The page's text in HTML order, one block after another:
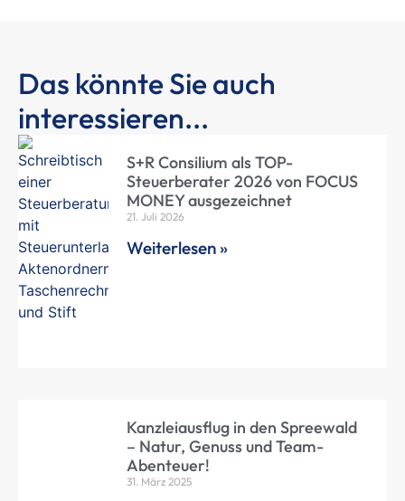
Das könnte Sie auch
interessieren...
S+R Consilium als TOP-
Steuerberater 2026 von FOCUS
MONEY ausgezeichnet
21. Juli 2026
Weiterlesen »
Kanzleiausflug in den Spreewald
– Natur, Genuss und Team-
Abenteuer!
31. März 2025